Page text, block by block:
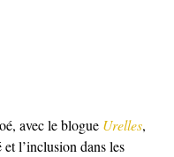
avec le blogue Urelles,
l’inclusion dans les